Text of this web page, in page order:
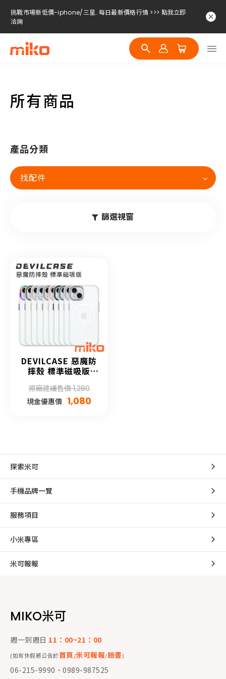
挑戰市場新低價-iphone/三星..每日最新價格行情 >>> 點我立即
洽詢
挑戰市場新低價-iphone/三星..每日最新價格行情 >>> 點我立即
洽詢
挑戰市場新低價-iphone/三星..每日最新價格行情 >>> 點我立即
所有商品
產品分類
找配件
篩選視窗
DEVILCASE 惡魔防
摔殼 標準磁吸版
系列
原廠建議售價 1,280
現金優惠價 1,080
探索米可
手機品牌一覽
服務項目
小米專區
米可報報
MIKO米可
週一到週日 11：00~21：00
(如有休假將公告於首頁/米可報報/臉書)
06-215-9990、0989-987525